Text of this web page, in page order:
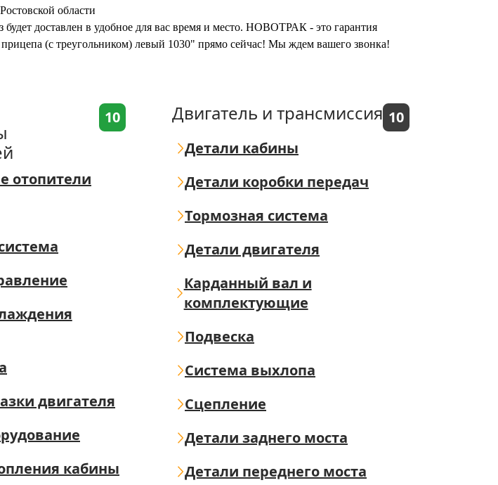
области
доставлен в удобное для вас время и место. НОВОТРАК - это гарантия
(с треугольником) левый 1030" прямо сейчас! Мы ждем вашего звонка!
10
отопители
двигателя
кабины
Двигатель и трансмиссия 10
Детали кабины
Детали коробки передач
Тормозная система
Детали двигателя
Карданный вал и
комплектующие
Подвеска
Система выхлопа
Сцепление
Детали заднего моста
Детали переднего моста